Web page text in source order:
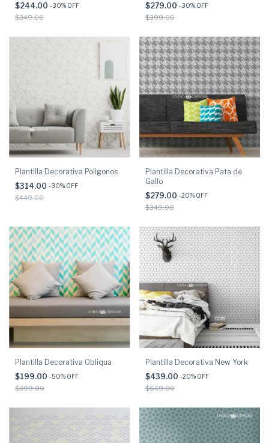
$244.00 -30% OFF
$349.00
$279.00 -30% OFF
$399.00
Plantilla Decorativa Poligonos
$314.00 -30% OFF
$449.00
Plantilla Decorativa Pata de
Gallo
$279.00 -20% OFF
$349.00
Plantilla Decorativa Obliqua
$199.00 -50% OFF
$399.00
Plantilla Decorativa New York
$439.00 -20% OFF
$549.00